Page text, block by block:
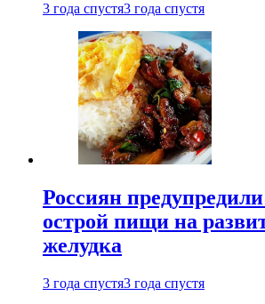
3 года спустя3 года спустя
Россиян
острой пищи на
желудка
3 года спустя3 года спустя